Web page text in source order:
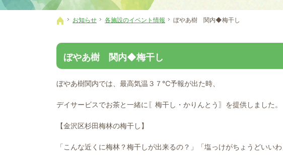
ホーム
お知らせ 各施設のイベント情報 ぼやあ樹 関内◆梅干し
ぼやあ樹 関内◆梅干し
ぼやあ樹関内では、最高気温３７℃予報が出た時、
デイサービスでお茶と一緒に〖梅干し・かりんとう〗を提供しました。
【金沢区杉田梅林の梅干し】
「こんな近くに梅林？梅干しが出来るの？」「塩っけがちょうどいいわ